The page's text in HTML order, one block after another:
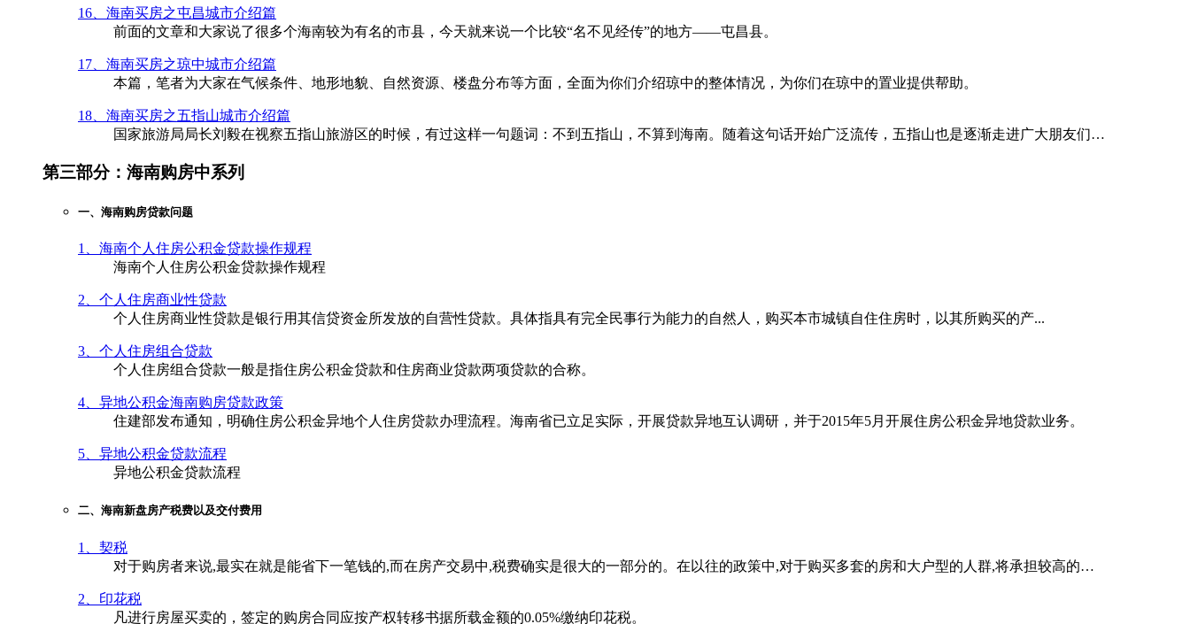
16、海南买房之屯昌城市介绍篇
前面的文章和大家说了很多个海南较为有名的市县，今天就来说一个比较“名不见经传”的地方——屯昌县。
17、海南买房之琼中城市介绍篇
本​篇，笔者为大家在气候条件、地形地貌、自然资源、楼盘分布等方面，全面为你们介绍琼中的整体情况，为你们在琼中的置业提供帮助。
18、海南买房之五指山城市介绍篇
国家旅游局局长刘毅在视察五指山旅游区的时候，有过这样一句题词：不到五指山，不算到海南。随着这句话开始广泛流传，五指山也是逐渐走进广大朋友们…
第三部分：海南购房中系列
一、海南购房贷款问题
1、海南个人住房公积金贷款操作规程
海南个人住房公积金贷款操作规程
2、个人住房商业性贷款
个人住房商业性贷款是银行用其信贷资金所发放的自营性贷款。具体指具有完全民事行为能力的自然人，购买本市城镇自住住房时，以其所购买的产...
3、个人住房组合贷款
个人住房组合贷款一般是指住房公积金贷款和住房商业贷款两项贷款的合称。
4、异地公积金海南购房贷款政策
住建部发布通知，明确住房公积金异地个人住房贷款办理流程。海南省已立足实际，开展贷款异地互认调研，并于2015年5月开展住房公积金异地贷款业务。
5、异地公积金贷款流程
异地公积金贷款流程
二、海南新盘房产税费以及交付费用
1、契税
对于购房者来说,最实在就是能省下一笔钱的,而在房产交易中,税费确实是很大的一部分的。在以往的政策中,对于购买多套的房和大户型的人群,将承担较高的…
2、印花税
凡进行房屋买卖的，签定的购房合同应按产权转移书据所载金额的0.05%缴纳印花税。